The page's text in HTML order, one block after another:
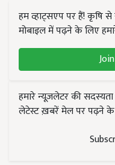
हम व्हाट्सएप पर हैं! कृषि
मोबाइल में पढ़ने के लिए
हमारे न्यूज़लेटर की
लेटेस्ट ख़बरें मेल पर पढ़ने के